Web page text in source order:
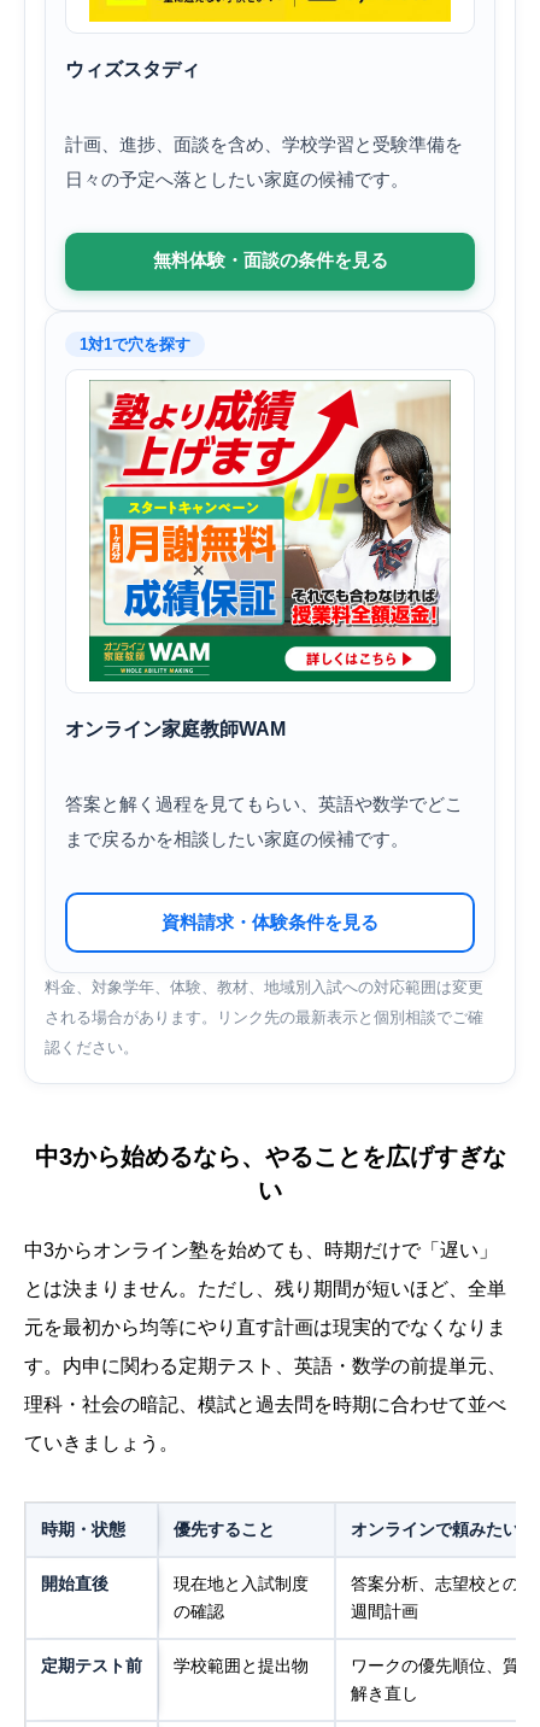
ウィズスタディ
計画、進捗、面談を含め、学校学習と受験準備を
日々の予定へ落としたい家庭の候補です。
無料体験・面談の条件を見る
1対1で穴を探す
オンライン家庭教師WAM
答案と解く過程を見てもらい、英語や数学でどこ
まで戻るかを相談したい家庭の候補です。
資料請求・体験条件を見る
料金、対象学年、体験、教材、地域別入試への対応範囲は変更
される場合があります。リンク先の最新表示と個別相談でご確
認ください。
中3から始めるなら、やることを広げすぎな
い
中3からオンライン塾を始めても、時期だけで「遅い」
とは決まりません。ただし、残り期間が短いほど、全単
元を最初から均等にやり直す計画は現実的でなくなりま
す。内申に関わる定期テスト、英語・数学の前提単元、
理科・社会の暗記、模試と過去問を時期に合わせて並べ
ていきましょう。
時期・状態 優先すること オンラインで頼みたい支
開始直後
現在地と入試制度
の確認
答案分析、志望校との差
週間計画
定期テスト前 学校範囲と提出物
ワークの優先順位、質問
解き直し